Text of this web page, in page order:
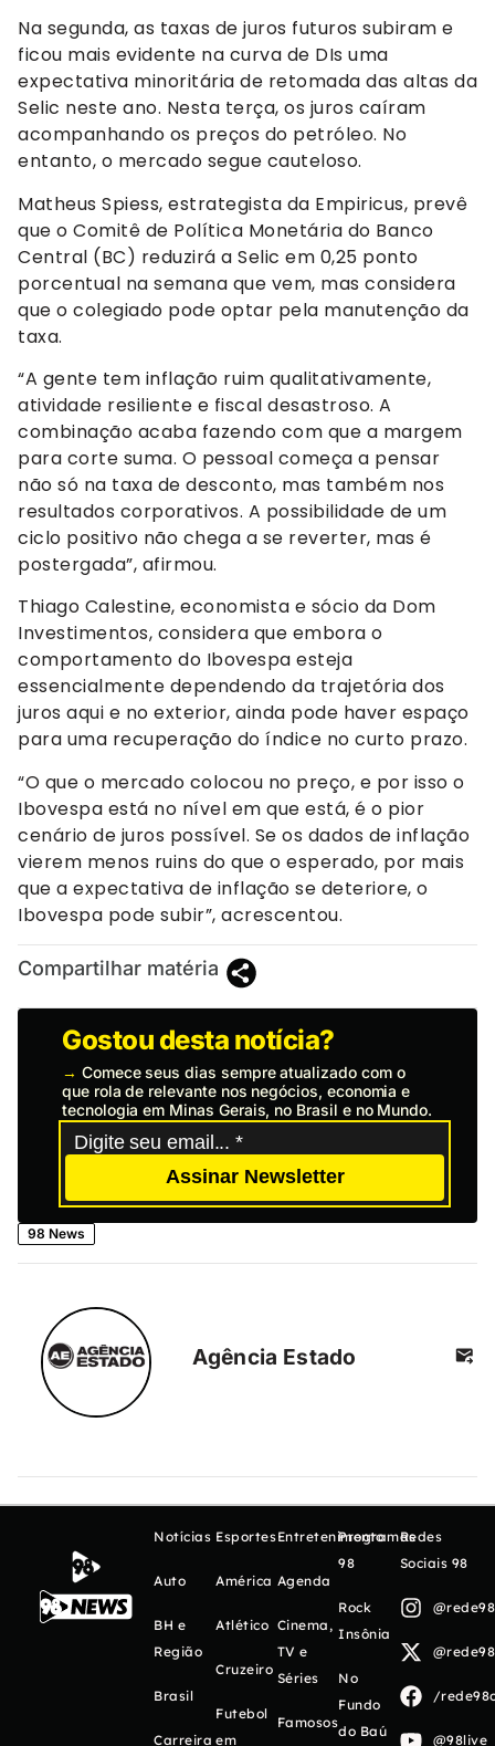
Na segunda, as taxas de juros futuros subiram e
ficou mais evidente na curva de DIs uma
expectativa minoritária de retomada das altas da
Selic neste ano. Nesta terça, os juros caíram
acompanhando os preços do petróleo. No
entanto, o mercado segue cauteloso.
Matheus Spiess, estrategista da Empiricus, prevê
que o Comitê de Política Monetária do Banco
Central (BC) reduzirá a Selic em 0,25 ponto
porcentual na semana que vem, mas considera
que o colegiado pode optar pela manutenção da
taxa.
“A gente tem inflação ruim qualitativamente,
atividade resiliente e fiscal desastroso. A
combinação acaba fazendo com que a margem
para corte suma. O pessoal começa a pensar
não só na taxa de desconto, mas também nos
resultados corporativos. A possibilidade de um
ciclo positivo não chega a se reverter, mas é
postergada”, afirmou.
Thiago Calestine, economista e sócio da Dom
Investimentos, considera que embora o
comportamento do Ibovespa esteja
essencialmente dependendo da trajetória dos
juros aqui e no exterior, ainda pode haver espaço
para uma recuperação do índice no curto prazo.
“O que o mercado colocou no preço, e por isso o
Ibovespa está no nível em que está, é o pior
cenário de juros possível. Se os dados de inflação
vierem menos ruins do que o esperado, por mais
que a expectativa de inflação se deteriore, o
Ibovespa pode subir”, acrescentou.
Compartilhar matéria
Gostou desta notícia?
→ Comece seus dias sempre atualizado com o
que rola de relevante nos negócios, economia e
tecnologia em Minas Gerais, no Brasil e no Mundo.
Assinar Newsletter
98 News
Agência Estado
Notícias
Auto
BH e
Região
Brasil
Carreira
Esportes
América
Atlético
Cruzeiro
Futebol
em
Entretenimento
Agenda
Cinema,
TV e
Séries
Famosos
Programas
98
Rock
Insônia
No
Fundo
do Baú
Redes
Sociais 98
/
@98live